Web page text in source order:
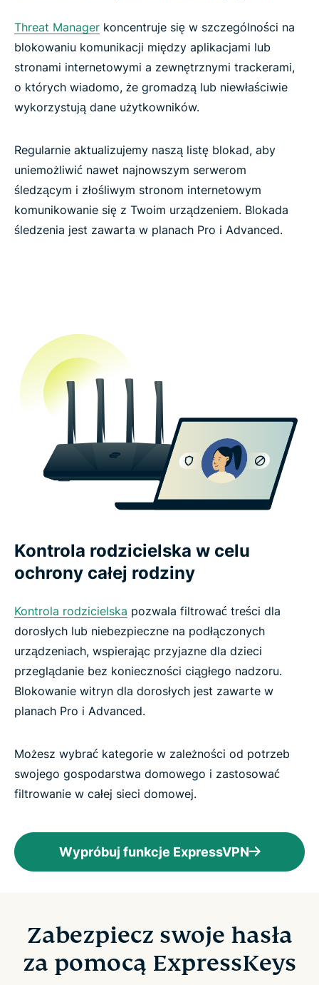
Threat Manager koncentruje się w szczególności na
blokowaniu komunikacji między aplikacjami lub
stronami internetowymi a zewnętrznymi trackerami,
o których wiadomo, że gromadzą lub niewłaściwie
wykorzystują dane użytkowników.
Regularnie aktualizujemy naszą listę blokad, aby
uniemożliwić nawet najnowszym serwerom
śledzącym i złośliwym stronom internetowym
komunikowanie się z Twoim urządzeniem. Blokada
śledzenia jest zawarta w planach Pro i Advanced.
Kontrola rodzicielska w celu
ochrony całej rodziny
Kontrola rodzicielska pozwala filtrować treści dla
dorosłych lub niebezpieczne na podłączonych
urządzeniach, wspierając przyjazne dla dzieci
przeglądanie bez konieczności ciągłego nadzoru.
Blokowanie witryn dla dorosłych jest zawarte w
planach Pro i Advanced.
Możesz wybrać kategorie w zależności od potrzeb
swojego gospodarstwa domowego i zastosować
filtrowanie w całej sieci domowej.
Wypróbuj funkcje ExpressVPN
Zabezpiecz swoje hasła
za pomocą ExpressKeys